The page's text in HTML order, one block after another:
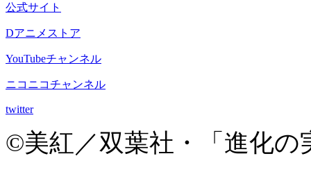
公式サイト
Dアニメストア
YouTubeチャンネル
ニコニコチャンネル
twitter
©美紅／双葉社・「進化の